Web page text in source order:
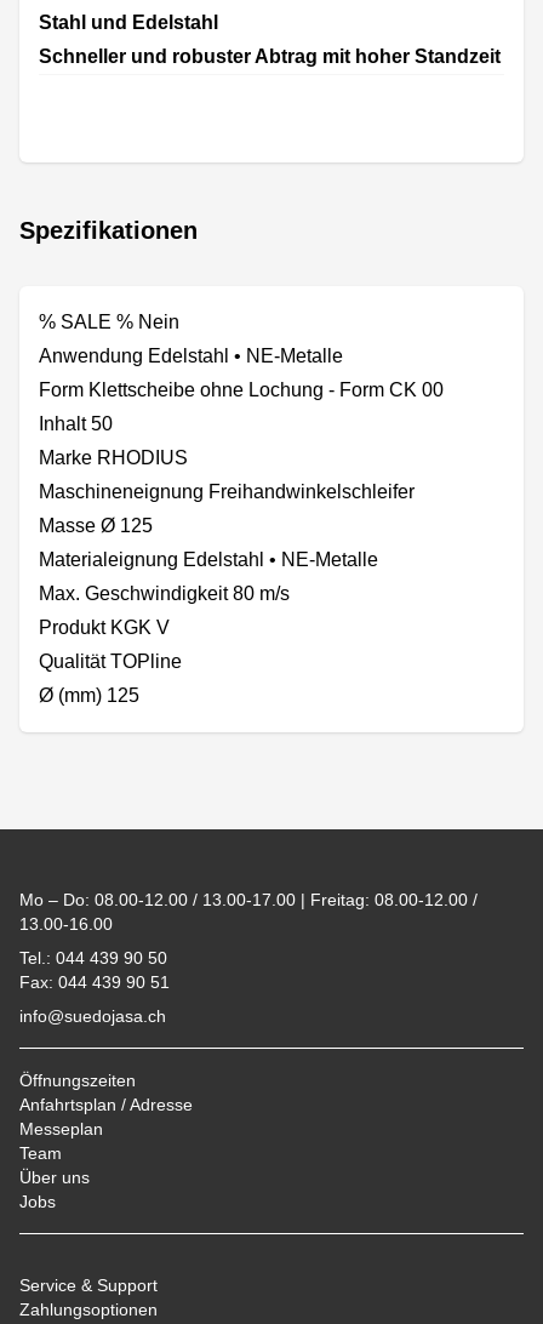
Stahl und Edelstahl
Schneller und robuster Abtrag mit hoher Standzeit
Spezifikationen
% SALE % Nein
Anwendung Edelstahl • NE-Metalle
Form Klettscheibe ohne Lochung - Form CK 00
Inhalt 50
Marke RHODIUS
Maschineneignung Freihandwinkelschleifer
Masse Ø 125
Materialeignung Edelstahl • NE-Metalle
Max. Geschwindigkeit 80 m/s
Produkt KGK V
Qualität TOPline
Ø (mm) 125
Mo – Do: 08.00-12.00 / 13.00-17.00 | Freitag: 08.00-12.00 /
13.00-16.00
Tel.: 044 439 90 50
Fax: 044 439 90 51
info@suedojasa.ch
Öffnungszeiten
Anfahrtsplan / Adresse
Messeplan
Team
Über uns
Jobs
Service & Support
Zahlungsoptionen